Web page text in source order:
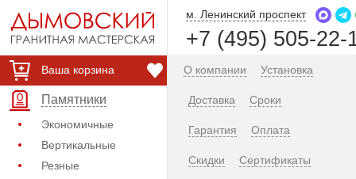
Ваша корзина
Памятники
Экономичные
Вертикальные
Резные
м. Ленинский проспект
+7 (495) 505-22-
О компании Установка
Доставка Сроки
Гарантия Оплата
Скидки Сертификаты